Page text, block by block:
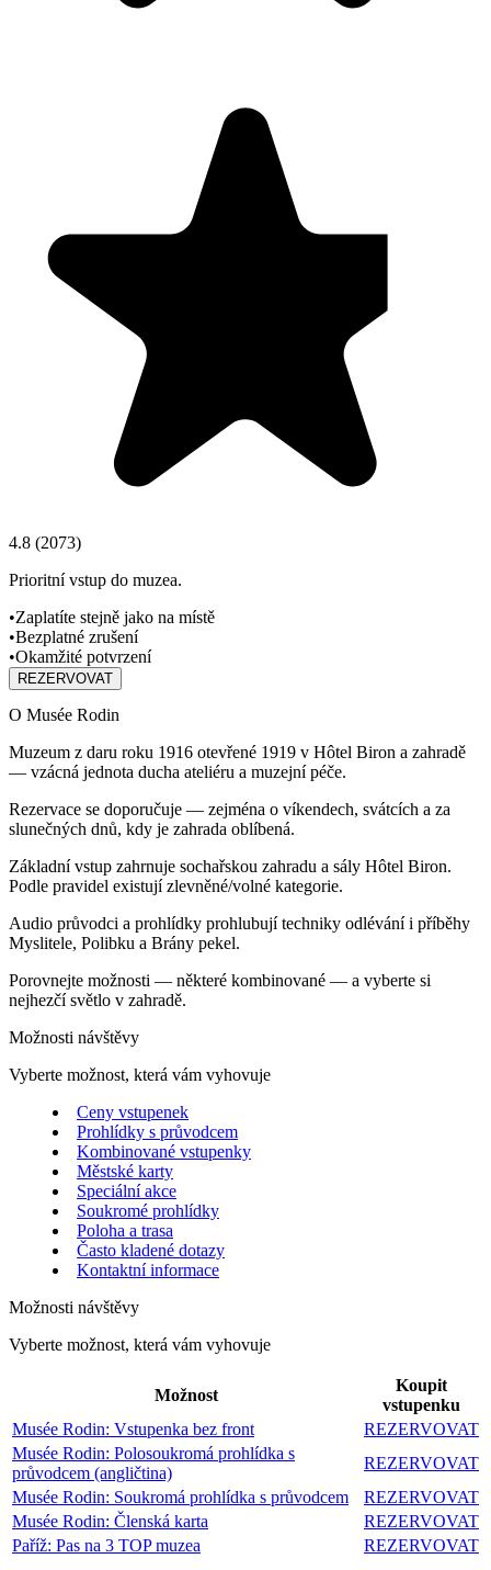
4.8 (2073)
Prioritní vstup do muzea.
•Zaplatíte stejně jako na místě
•Bezplatné zrušení
•Okamžité potvrzení
REZERVOVAT
O Musée Rodin
Muzeum z daru roku 1916 otevřené 1919 v Hôtel Biron a zahradě
— vzácná jednota ducha ateliéru a muzejní péče.
Rezervace se doporučuje — zejména o víkendech, svátcích a za
slunečných dnů, kdy je zahrada oblíbená.
Základní vstup zahrnuje sochařskou zahradu a sály Hôtel Biron.
Podle pravidel existují zlevněné/volné kategorie.
Audio průvodci a prohlídky prohlubují techniky odlévání i příběhy
Myslitele, Polibku a Brány pekel.
Porovnejte možnosti — některé kombinované — a vyberte si
nejhezčí světlo v zahradě.
Možnosti návštěvy
Vyberte možnost, která vám vyhovuje
Ceny vstupenek
Prohlídky s průvodcem
Kombinované vstupenky
Městské karty
Speciální akce
Soukromé prohlídky
Poloha a trasa
Často kladené dotazy
Kontaktní informace
Možnosti návštěvy
Vyberte možnost, která vám vyhovuje
Možnost
Koupit
vstupenku
Musée Rodin: Vstupenka bez front
REZERVOVAT
Musée Rodin: Polosoukromá prohlídka s
průvodcem (angličtina)
REZERVOVAT
Musée Rodin: Soukromá prohlídka s průvodcem
REZERVOVAT
Musée Rodin: Členská karta
REZERVOVAT
Paříž: Pas na 3 TOP muzea
REZERVOVAT